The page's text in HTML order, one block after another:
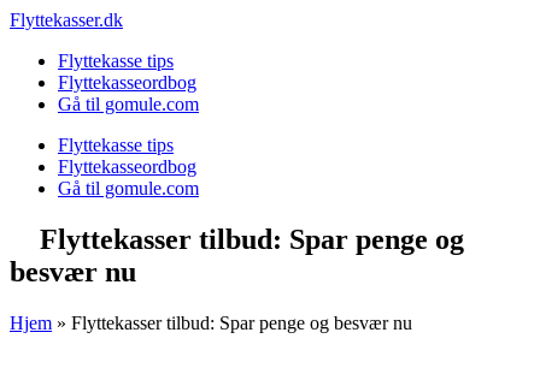
Skip
content
Flyttekasser.dk
Flyttekasse tips
Flyttekasseordbog
Gå til gomule.com
Flyttekasse tips
Flyttekasseordbog
Gå til gomule.com
Flyttekasser tilbud: Spar penge og
besvær nu
Hjem » Flyttekasser tilbud: Spar penge og besvær nu